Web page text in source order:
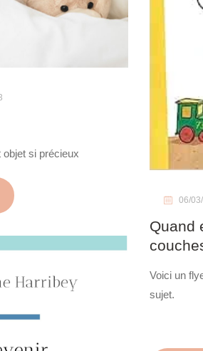
objet si précieux
06/
Quand
Voici un
sujet.